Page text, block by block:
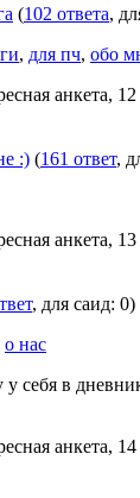
(102 ответа,
, для пч, обо
анкета,
:) (161 ответ,
анкета,
, для саид: 0)
о нас
у себя в
анкета,